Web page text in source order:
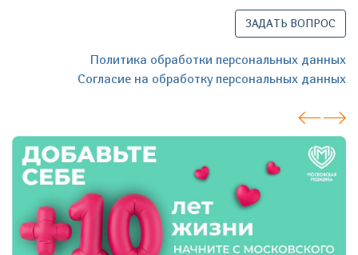
ЗАДАТЬ ВОПРОС
Политика обработки персональных данных
Согласие на обработку персональных данных